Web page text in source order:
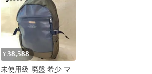
¥ 38,588
未使用級 廃盤 希少 マ